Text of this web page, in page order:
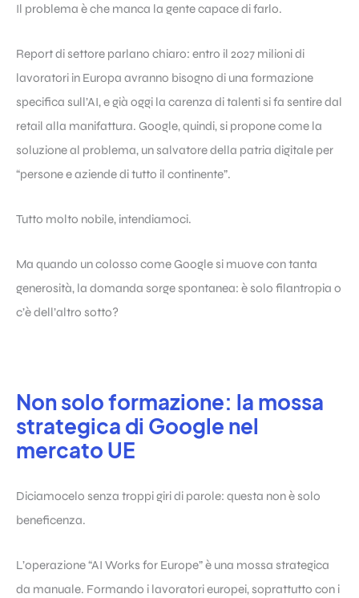
Il problema è che manca la gente capace di farlo.
Report di settore parlano chiaro: entro il 2027 milioni di
lavoratori in Europa avranno bisogno di una formazione
specifica sull’AI, e già oggi la carenza di talenti si fa sentire dal
retail alla manifattura. Google, quindi, si propone come la
soluzione al problema, un salvatore della patria digitale per
“persone e aziende di tutto il continente”.
Tutto molto nobile, intendiamoci.
Ma quando un colosso come Google si muove con tanta
generosità, la domanda sorge spontanea: è solo filantropia o
c’è dell’altro sotto?
Non solo formazione: la mossa
strategica di Google nel
mercato UE
Diciamocelo senza troppi giri di parole: questa non è solo
beneficenza.
L’operazione “AI Works for Europe” è una mossa strategica
da manuale. Formando i lavoratori europei, soprattutto con i